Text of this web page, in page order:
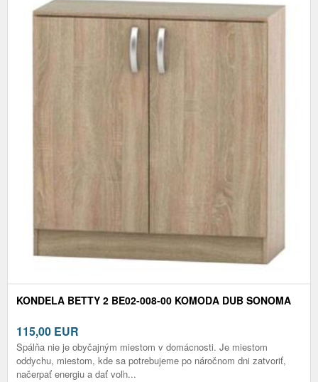
KONDELA BETTY 2 BE02-008-00 KOMODA DUB SONOMA
115,00 EUR
Spálňa nie je obyčajným miestom v domácnosti. Je miestom
oddychu, miestom, kde sa potrebujeme po náročnom dni zatvoriť,
načerpať energiu a dať voľn...